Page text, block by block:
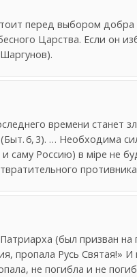
перед выбором добра
Царства. Если он
времени станет
6, 3). … Необходима
саму Россию) в мiре не
(был призван
пропала Русь Святая!»
не погибла и не